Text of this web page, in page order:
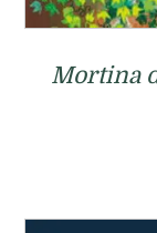
Mortina